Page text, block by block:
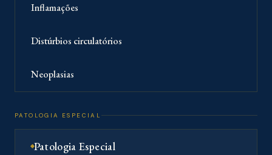
Inflamações
Distúrbios circulatórios
Neoplasias
PATOLOGIA ESPECIAL
Patologia Especial